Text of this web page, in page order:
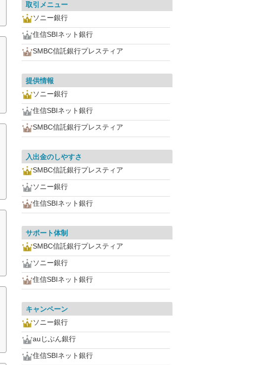
取引メニュー
ソニー銀行
住信SBIネット銀行
SMBC信託銀行プレスティア
提供情報
ソニー銀行
住信SBIネット銀行
SMBC信託銀行プレスティア
入出金のしやすさ
SMBC信託銀行プレスティア
ソニー銀行
住信SBIネット銀行
サポート体制
SMBC信託銀行プレスティア
ソニー銀行
住信SBIネット銀行
キャンペーン
ソニー銀行
auじぶん銀行
住信SBIネット銀行